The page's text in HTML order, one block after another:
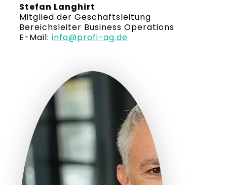
Stefan Langhirt
Mitglied der Geschäftsleitung
Bereichsleiter Business Operations
E-Mail: info@profi-ag.de